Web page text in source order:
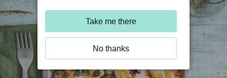
Take me there
No thanks